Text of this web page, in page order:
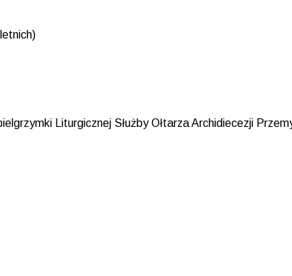
Liturgicznej Służby Ołtarza Archidiecezji